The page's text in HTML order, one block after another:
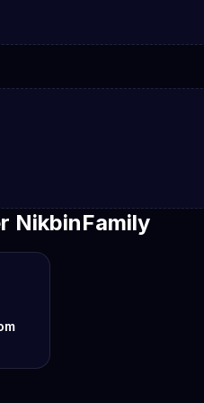
NikbinFamily